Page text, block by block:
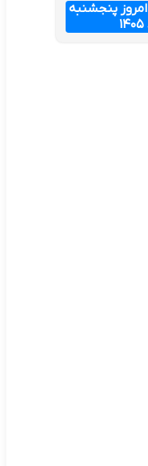
پنجشنبه